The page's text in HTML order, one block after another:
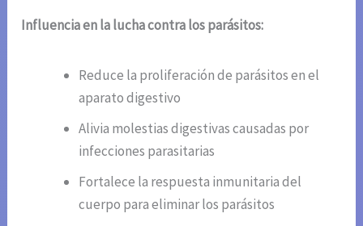
Influencia en la lucha contra los parásitos:
Reduce la proliferación de parásitos en el
aparato digestivo
Alivia molestias digestivas causadas por
infecciones parasitarias
Fortalece la respuesta inmunitaria del
cuerpo para eliminar los parásitos